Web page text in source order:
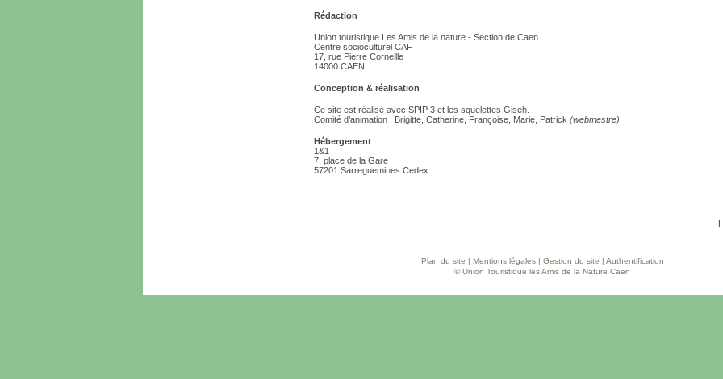
Rédaction
Union touristique Les Amis de la nature - Section de Caen
Centre socioculturel CAF
17, rue Pierre Corneille
14000 CAEN
Conception & réalisation
Ce site est réalisé avec SPIP 3 et les squelettes Giseh.
Comité d’animation : Brigitte, Catherine, Françoise, Marie, Patrick(webmestre)
Hébergement
1&1
7, place de la Gare
57201 Sarreguemines Cedex
Plan du site | Mentions légales| Gestion du site | Authentification
© Union Touristique les Amis de la Nature Caen